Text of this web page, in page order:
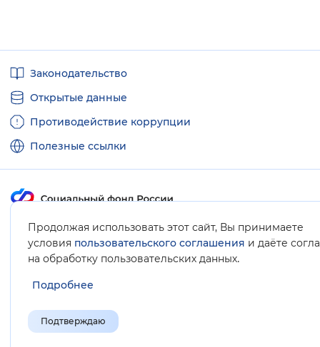
Продолжая использовать этот сайт, Вы принимаете
условия пользовательского соглашения и даёте
на обработку пользовательских данных.
Подробнее
Подтверждаю
ссылкиЗаконодательство
Открытые данные
Противодействие коррупции
Полезные ссылки
Карта сайта
© Социальный фонд России, 2008-2026